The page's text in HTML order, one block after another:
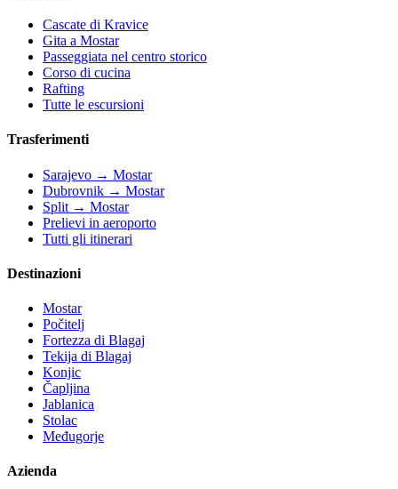
Cascate di Kravice
Gita a Mostar
Passeggiata nel centro storico
Corso di cucina
Rafting
Tutte le escursioni
Trasferimenti
Sarajevo → Mostar
Dubrovnik → Mostar
Split → Mostar
Prelievi in aeroporto
Tutti gli itinerari
Destinazioni
Mostar
Počitelj
Fortezza di Blagaj
Tekija di Blagaj
Konjic
Čapljina
Jablanica
Stolac
Međugorje
Azienda